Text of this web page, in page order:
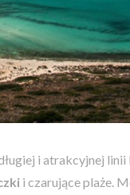
i atrakcyjnej
i czarujące plaże.